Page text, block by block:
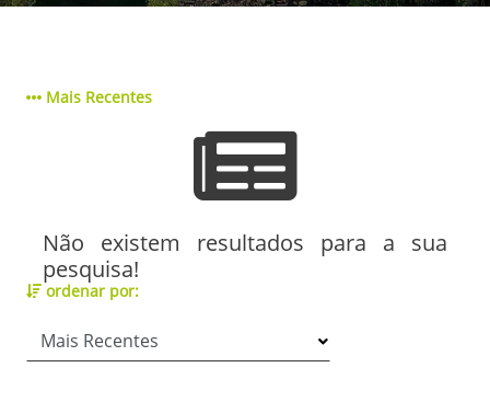
Mais Recentes
Não existem resultados para a sua
pesquisa!
ordenar por: